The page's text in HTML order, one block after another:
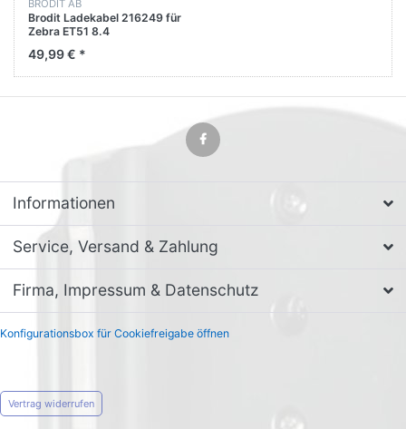
BRODIT AB
Brodit Ladekabel 216249 für
Zebra ET51 8.4
49,99 € *
Informationen
Service, Versand & Zahlung
Firma, Impressum & Datenschutz
Konfigurationsbox für Cookiefreigabe öffnen
Vertrag widerrufen